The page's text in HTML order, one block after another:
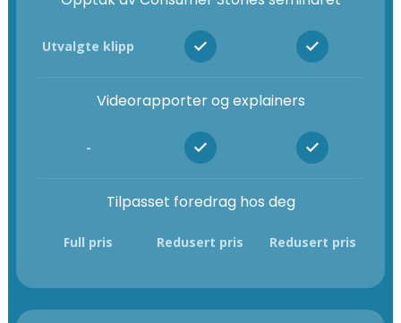
Utvalgte klipp
Videorapporter og explainers
-
Tilpasset foredrag hos deg
Full pris Redusert pris Redusert pris